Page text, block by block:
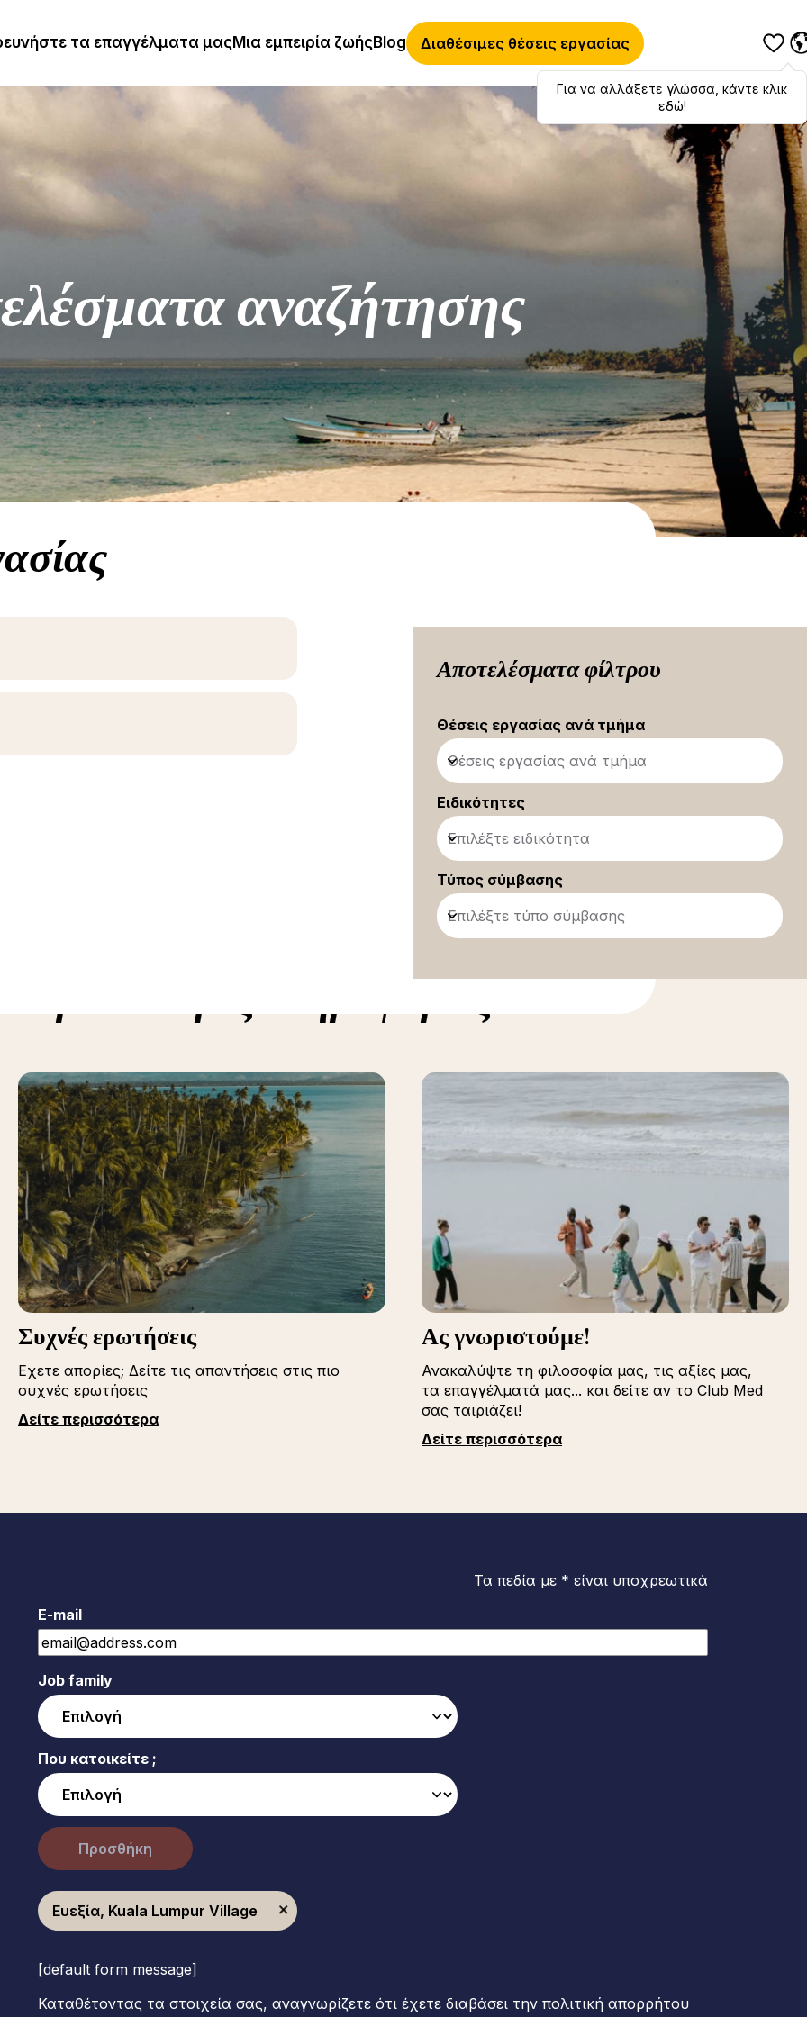
τα επαγγέλματα μαςΜια εμπειρία ζωήςBlog Διαθέσιμες θέσεις εργασίας
Hola,bonjour ,ciao! To switch
languages, click here!
Για να αλλάξετε γλώσσα, κάντε κλικ
εδώ!
αναζήτησης
Αποτελέσματα φίλτρου
Θέσεις εργασίας ανά τμήμα
Θέσεις εργασίας ανά τμήμα
Ειδικότητες
Επιλέξτε ειδικότητα
Τύπος σύμβασης
Επιλέξτε τύπο σύμβασης
περισσότερες πληροφορίες
Συχνές ερωτήσεις
Εχετε απορίες; Δείτε τις απαντήσεις στις πιο
συχνές ερωτήσεις
Δείτε περισσότερα
Ας γνωριστούμε!
Ανακαλύψτε τη φιλοσοφία μας, τις αξίες μας,
τα επαγγέλματά μας... και δείτε αν το Club Med
σας ταιριάζει!
Δείτε περισσότερα
Τα πεδία με * είναι υποχρεωτικά
E-mail
Job family
Που κατοικείτε ;
Προσθήκη
Ευεξία, Kuala Lumpur Village
[default form message]
Καταθέτοντας τα στοιχεία σας, αναγνωρίζετε ότι έχετε διαβάσει την πολιτική απορρήτου